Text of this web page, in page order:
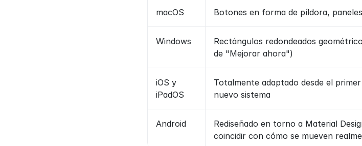
macOS Botones en forma de píldora,
Windows
Rectángulos redondeados
de "Mejorar ahora")
iOS y
iPadOS
Totalmente adaptado desde el
nuevo sistema
Android
Rediseñado en torno a Material
coincidir con cómo se mueven